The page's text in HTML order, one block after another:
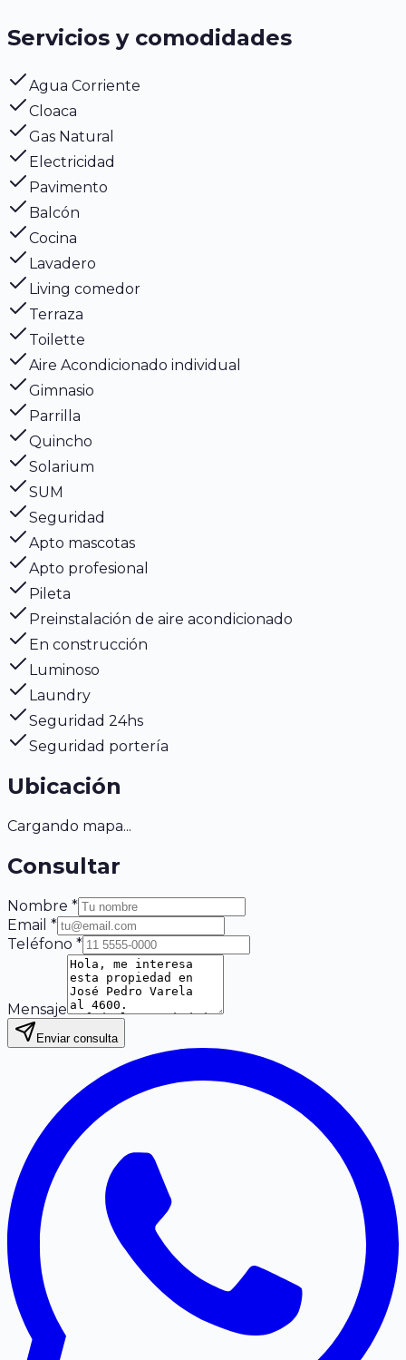
Servicios y comodidades
Agua Corriente
Cloaca
Gas Natural
Electricidad
Pavimento
Balcón
Cocina
Lavadero
Living comedor
Terraza
Toilette
Aire Acondicionado individual
Gimnasio
Parrilla
Quincho
Solarium
SUM
Seguridad
Apto mascotas
Apto profesional
Pileta
Preinstalación de aire acondicionado
En construcción
Luminoso
Laundry
Seguridad 24hs
Seguridad portería
Ubicación
Cargando mapa...
Consultar
Nombre *
Email *
Teléfono *
Mensaje
Enviar consulta